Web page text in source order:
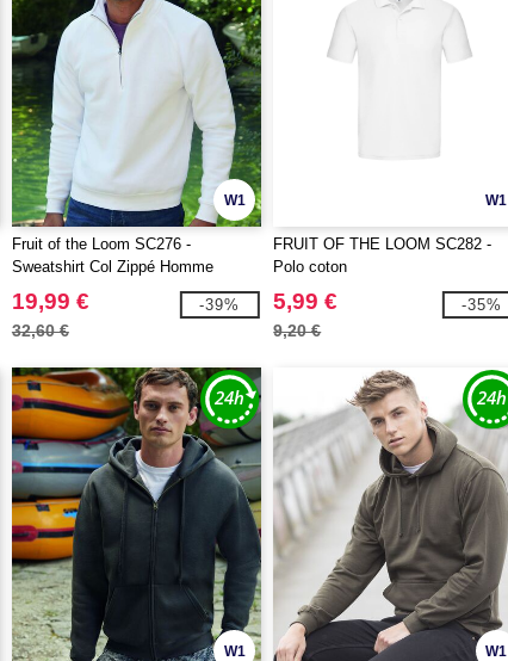
W1
Fruit of the Loom SC276 -
Sweatshirt Col Zippé Homme
Premium
19,99 €
32,60 €
-39%
W1
FRUIT OF THE LOOM SC282 -
Polo coton
5,99 €
9,20 €
-35%
W1 W1